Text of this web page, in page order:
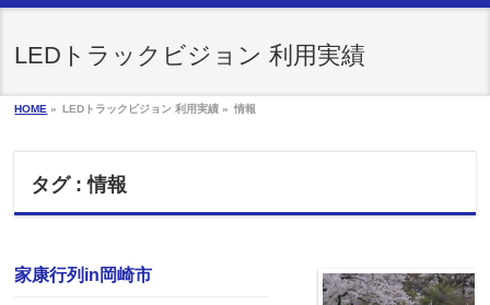
LEDトラックビジョン 利用実績
HOME » LEDトラックビジョン 利用実績 » 情報
タグ : 情報
家康行列in岡崎市